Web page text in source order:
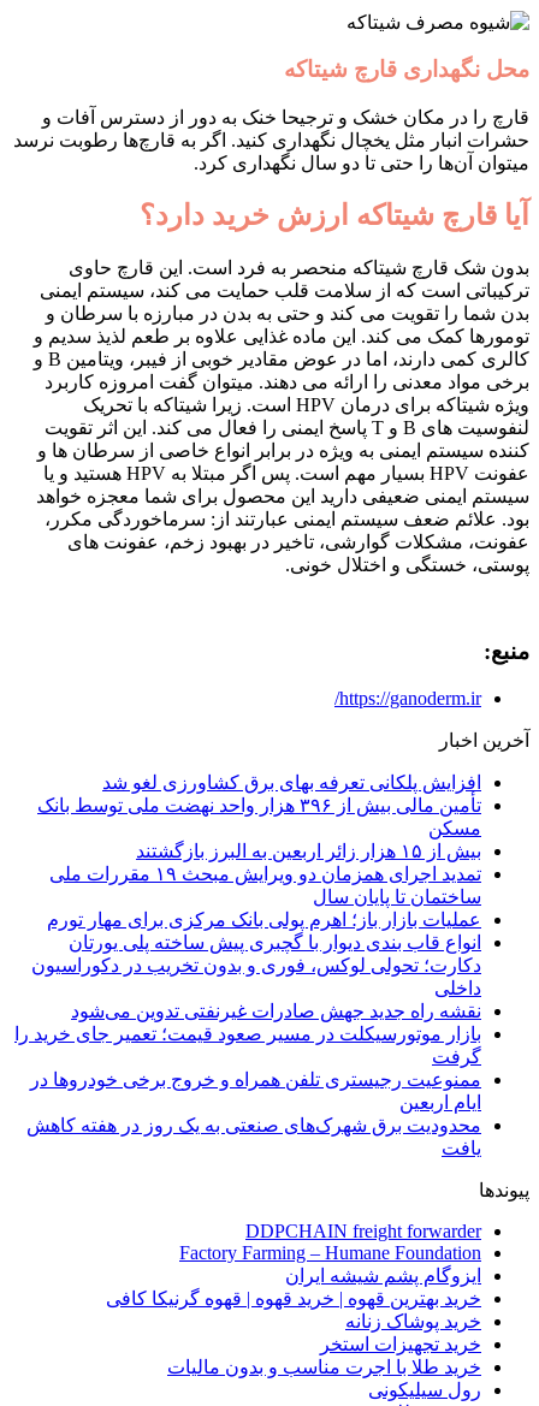
محل نگهداری قارچ شیتاکه
قارچ را در مکان خشک و ترجیحا خنک به دور از دسترس آفات و
حشرات انبار مثل یخچال نگهداری کنید. اگر به قارچ‌ها رطوبت نرسد
میتوان آن‌ها را حتی تا دو سال نگهداری کرد.
آیا قارچ شیتاکه ارزش خرید دارد؟
بدون شک قارچ شیتاکه منحصر به فرد است. این قارچ حاوی
ترکیباتی است که از سلامت قلب حمایت می کند، سیستم ایمنی
بدن شما را تقویت می کند و حتی به بدن در مبارزه با سرطان و
تومورها کمک می کند. این ماده غذایی علاوه بر طعم لذیذ سدیم و
کالری کمی دارند، اما در عوض مقادیر خوبی از فیبر، ویتامین B و
برخی مواد معدنی را ارائه می دهند. میتوان گفت امروزه کاربرد
ویژه شیتاکه برای درمان HPV است. زیرا شیتاکه با تحریک
لنفوسیت های B و T پاسخ ایمنی را فعال می کند. این اثر تقویت
کننده سیستم ایمنی به ویژه در برابر انواع خاصی از سرطان ها و
عفونت HPV بسیار مهم است. پس اگر مبتلا به HPV هستید و یا
سیستم ایمنی ضعیفی دارید این محصول برای شما معجزه خواهد
بود. علائم ضعف سیستم ایمنی عبارتند از: سرماخوردگی مکرر،
عفونت، مشکلات گوارشی، تاخیر در بهبود زخم، عفونت های
پوستی، خستگی و اختلال خونی.
منبع:
https://ganoderm.ir/
آخرین اخبار
افزایش پلکانی تعرفه بهای برق کشاورزی لغو شد
تأمین مالی بیش از ۳۹۶ هزار واحد نهضت ملی توسط بانک
مسکن
بیش از ۱۵ هزار زائر اربعین به البرز بازگشتند
تمدید اجرای همزمان دو ویرایش مبحث ۱۹ مقررات ملی
ساختمان تا پایان سال
عملیات بازار باز؛ اهرم پولی بانک مرکزی برای مهار تورم
انواع قاب بندی دیوار با گچبری پیش ساخته پلی یورتان
دکارت؛ تحولی لوکس، فوری و بدون تخریب در دکوراسیون
داخلی
نقشه راه جدید جهش صادرات غیرنفتی تدوین می‌شود
بازار موتورسیکلت در مسیر صعود قیمت؛ تعمیر جای خرید را
گرفت
ممنوعیت رجیستری تلفن همراه و خروج برخی خودروها در
ایام اربعین
محدودیت برق شهرک‌های صنعتی به یک روز در هفته کاهش
یافت
پیوندها
DDPCHAIN freight forwarder
Factory Farming – Humane Foundation
ایزوگام پشم شیشه ایران
خرید بهترین قهوه | خرید قهوه | قهوه گرنیکا کافی
خرید پوشاک زنانه
خرید تجهیزات استخر
خرید طلا با اجرت مناسب و بدون مالیات
رول سیلیکونی